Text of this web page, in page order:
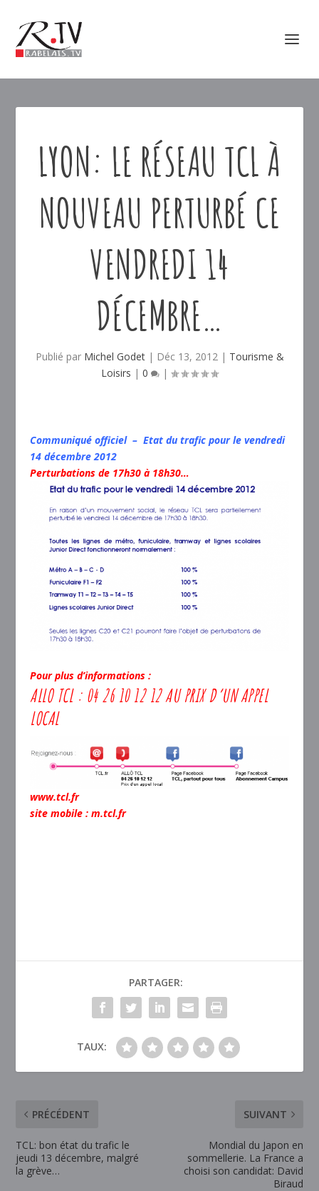
LYON: LE RÉSEAU TCL À
NOUVEAU PERTURBÉ CE
VENDREDI 14
DÉCEMBRE…
Publié par Michel Godet| Déc 13, 2012| Tourisme &
Loisirs | 0 |
Communiqué officiel – Etat du trafic pour le vendredi
14 décembre 2012
Perturbations de 17h30 à 18h30…
Pour plus d’informations :
ALLO TCL : 04 26 10 12 12 AU PRIX D’UN APPEL
LOCAL
www.tcl.fr
site mobile : m.tcl.fr
PARTAGER:
TAUX:
PRÉCÉDENT
TCL: bon état du trafic le
jeudi 13 décembre, malgré
la grève…
SUIVANT
Mondial du Japon en
sommellerie. La France a
choisi son candidat: David
Biraud